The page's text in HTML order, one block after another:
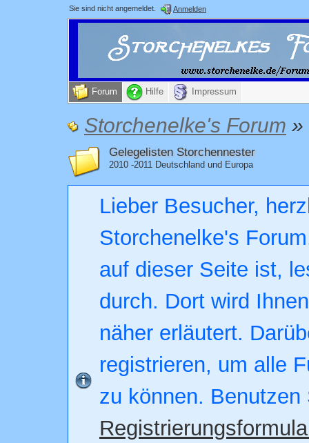
Sie sind nicht angemeldet. Anmelden
Forum Hilfe Impressum
Storchenelke's Forum »
Gelegelisten Storchennester
2010 -2011 Deutschland und Europa
Lieber Besucher,
Storchenelke's
auf dieser Seite ist,
durch. Dort wird
näher erläutert.
registrieren, um alle
zu können. Benutzen